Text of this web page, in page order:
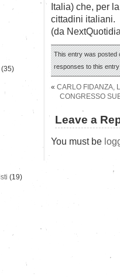
Italia) che, per
cittadini italiani.
(da
This entry was posted
responses to this
« CARLO FIDANZA,
CONGRESSO
Leave a
You must be
(35)
(19)